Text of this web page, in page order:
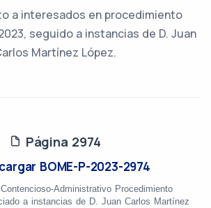
a interesados en procedimiento
seguido a instancias de D. Juan
Martínez López.
Página 2974
BOME-P-2023-2974
Administrativo Procedimiento
a instancias de D. Juan Carlos Martínez